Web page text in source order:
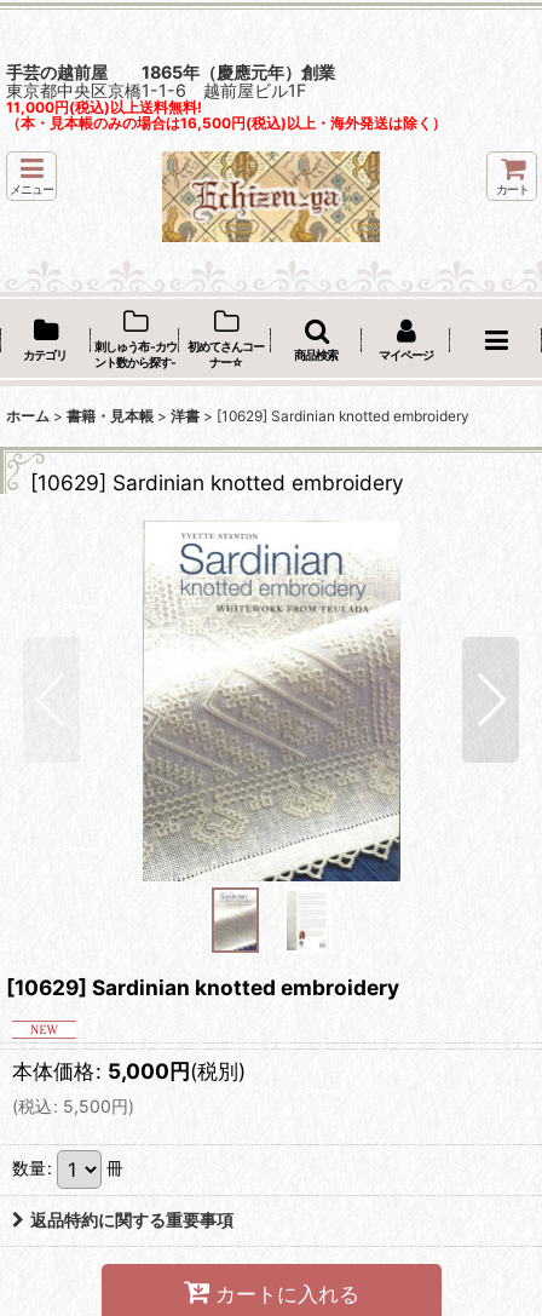
手芸の越前屋 1865年（慶應元年）創業
東京都中央区京橋1-1-6 越前屋ビル1F
11,000円(税込)以上送料無料!
（本・見本帳のみの場合は16,500円(税込)以上・海外発送は除く）
メニュー カート
カテゴリ
刺しゅう布 -カウ
ント数から探す-
初めてさんコー
ナー☆
商品検索 マイページ
ホーム > 書籍・見本帳 > 洋書 > [10629] Sardinian knotted embroidery
[10629] Sardinian knotted embroidery
[10629] Sardinian knotted embroidery
本体価格: 5,000円(税別)
(税込: 5,500円)
数量: 冊
返品特約に関する重要事項
カートに入れる